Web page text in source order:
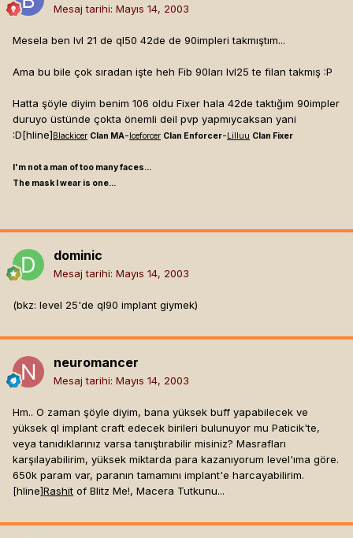
Mesaj tarihi: Mayıs 14, 2003
Mesela ben lvl 21 de ql50 42de de 90impleri takmıştım...
Ama bu bile çok sıradan işte heh Fib 90ları lvl25 te filan takmış :P
Hatta şöyle diyim benim 106 oldu Fixer hala 42de taktığım 90impler
duruyo üstünde çokta önemli deil pvp yapmıycaksan yani
:D[hline] Blackicer Clan MA- Iceforcer Clan Enforcer- Lilluu Clan Fixer
I'm not a man of too many faces...
The mask I wear is one...
dominic
Mesaj tarihi: Mayıs 14, 2003
(bkz: level 25'de ql90 implant giymek)
neuromancer
Mesaj tarihi: Mayıs 14, 2003
Hm.. O zaman şöyle diyim, bana yüksek buff yapabilecek ve
yüksek ql implant craft edecek birileri bulunuyor mu Paticik'te,
veya tanıdıklarınız varsa tanıştırabilir misiniz? Masrafları
karşılayabilirim, yüksek miktarda para kazanıyorum level'ıma göre.
650k param var, paranın tamamını implant'e harcayabilirim.
[hline]Rashit of Blitz Me!, Macera Tutkunu...